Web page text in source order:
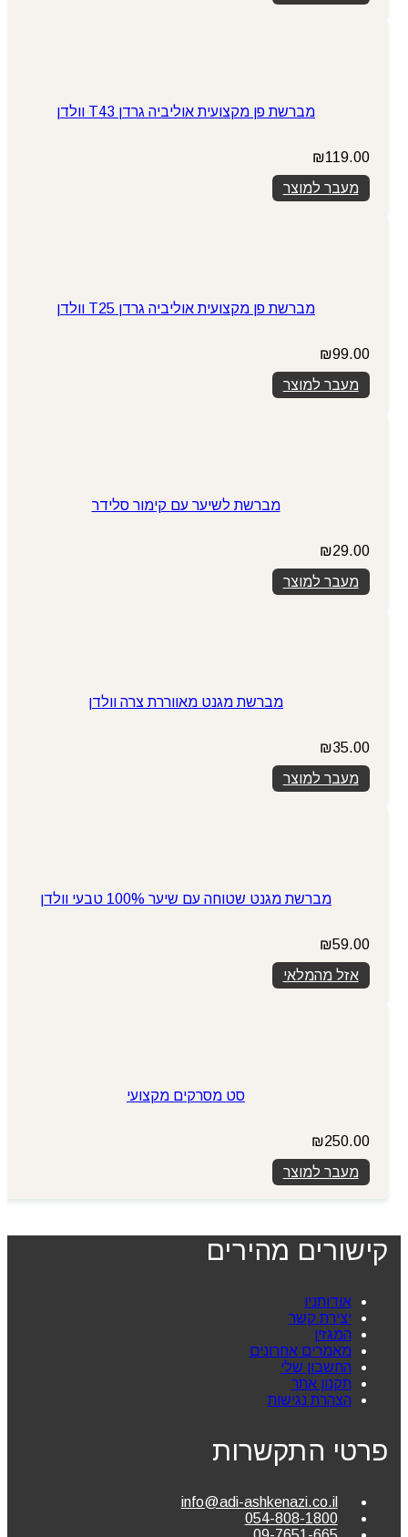
מברשת פן מקצועית אוליביה גרדן T43 וולדן
₪119.00
מעבר למוצר
מברשת פן מקצועית אוליביה גרדן T25 וולדן
₪99.00
מעבר למוצר
מברשת לשיער עם קימור סלידר
₪29.00
מעבר למוצר
מברשת מגנט מאווררת צרה וולדן
₪35.00
מעבר למוצר
מברשת מגנט שטוחה עם שיער 100% טבעי וולדן
₪59.00
אזל מהמלאי
סט מסרקים מקצועי
₪250.00
מעבר למוצר
קישורים מהירים
אודותניו
יצירת קשר
המגזין
מאמרים אחרונים
החשבון שלי
תקנון אתר
הצהרת נגישות
פרטי התקשרות
info@adi-ashkenazi.co.il
054-808-1800